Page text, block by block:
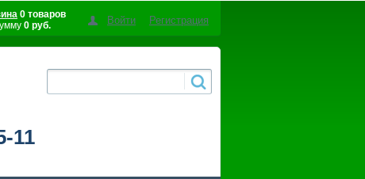
0 товаров
0 руб. Войти Регистрация
11